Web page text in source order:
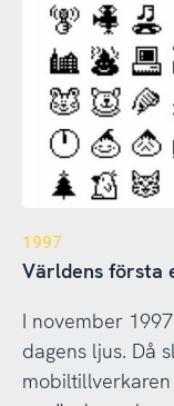
1997
Världens första
I november
dagens ljus. Då